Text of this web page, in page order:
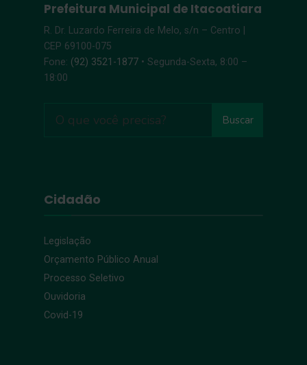
Prefeitura Municipal de Itacoatiara
R. Dr. Luzardo Ferreira de Melo, s/n – Centro |
CEP 69100-075
Fone: (92) 3521-1877 • Segunda-Sexta, 8:00 –
18:00
Buscar
Cidadão
Legislação
Orçamento Público Anual
Processo Seletivo
Ouvidoria
Covid-19